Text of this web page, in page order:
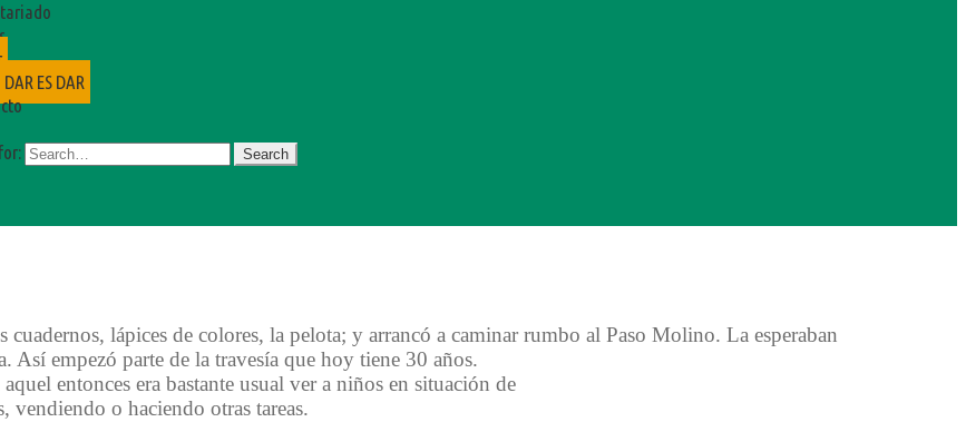
DAR ES DAR
lápices de colores, la pelota; y arrancó a caminar rumbo al Paso Molino. La esperaban
Así empezó parte de la travesía que hoy tiene 30 años.
entonces era bastante usual ver a niños en situación de
vendiendo o haciendo otras tareas.